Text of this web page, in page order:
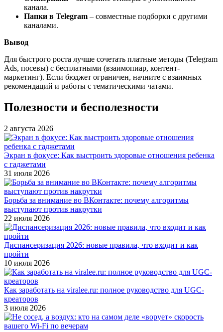
канала.
Папки в Telegram – совместные подборки с другими
каналами.
Вывод
Для быстрого роста лучше сочетать платные методы (Telegram
Ads, посевы) с бесплатными (взаимопиар, контент-
маркетинг). Если бюджет ограничен, начните с взаимных
рекомендаций и работы с тематическими чатами.
Полезности и бесполезности
2 августа 2026
Экран в фокусе: Как выстроить здоровые отношения ребенка
с гаджетами
31 июля 2026
Борьба за внимание во ВКонтакте: почему алгоритмы
выступают против накрутки
22 июля 2026
Диспансеризация 2026: новые правила, что входит и как
пройти
10 июля 2026
Как заработать на viralee.ru: полное руководство для UGC-
креаторов
3 июля 2026